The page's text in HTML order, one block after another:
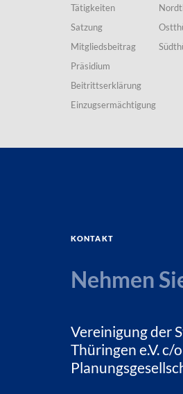
Tätigkeiten
Satzung
Mitgliedsbeitrag
Präsidium
Beitrittserklärung
Einzugsermächtigung
Kontakt
Nehmen
Vereinigung der
Thüringen e.V.